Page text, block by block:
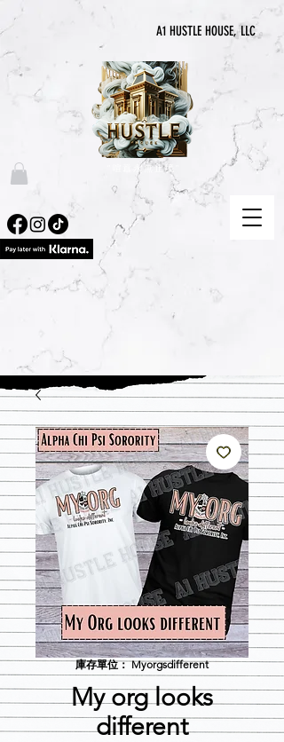
A1 HUSTLE HOUSE, LLC
“喧囂永無止境”
庫存單位： Myorgsdifferent
My org looks
different